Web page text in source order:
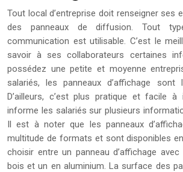
Tout local d’entreprise doit renseigner ses
des panneaux de diffusion. Tout
communication est utilisable. C’est le
savoir à ses collaborateurs certaines
possédez une petite et moyenne
salariés, les panneaux d’affichage sont
D’ailleurs, c’est plus pratique et facile à
informe les salariés sur plusieurs
Il est à noter que les panneaux
multitude de formats et sont disponibles
choisir entre un panneau d’affichage
bois et un en aluminium. La surface des